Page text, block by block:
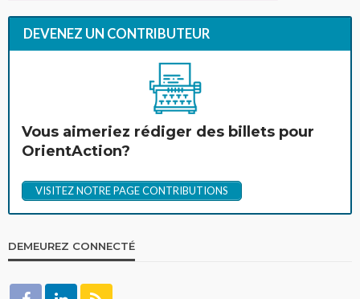
DEVENEZ UN CONTRIBUTEUR
Vous aimeriez rédiger des billets pour
OrientAction?
VISITEZ NOTRE PAGE CONTRIBUTIONS
DEMEUREZ CONNECTÉ